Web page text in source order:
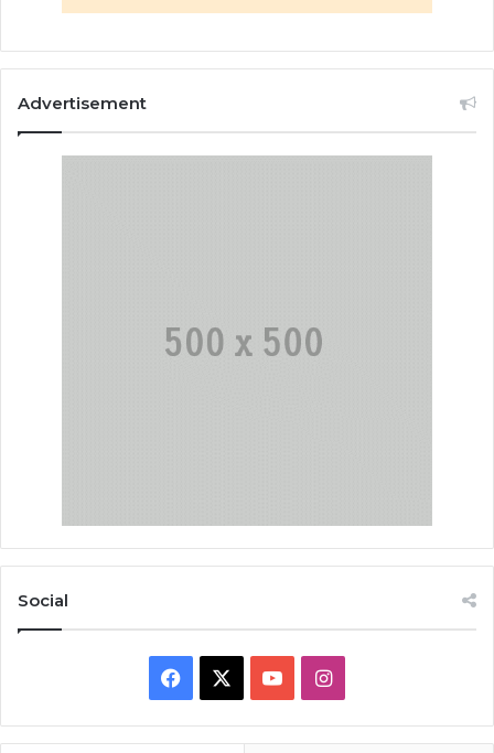
Advertisement
Social
Facebook YouTubeInstagram